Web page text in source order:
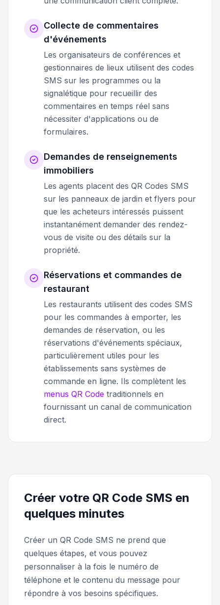
Collecte de commentaires
d'événements
Les organisateurs de conférences et
gestionnaires de lieux utilisent des codes
SMS sur les programmes ou la
signalétique pour recueillir des
commentaires en temps réel sans
nécessiter d'applications ou de
formulaires.
Demandes de renseignements
immobiliers
Les agents placent des QR Codes SMS
sur les panneaux de jardin et flyers pour
que les acheteurs intéressés puissent
instantanément demander des rendez-
vous de visite ou des détails sur la
propriété.
Réservations et commandes de
restaurant
Les restaurants utilisent des codes SMS
pour les commandes à emporter, les
demandes de réservation, ou les
réservations d'événements spéciaux,
particulièrement utiles pour les
établissements sans systèmes de
commande en ligne. Ils complètent les
menus QR Code traditionnels en
fournissant un canal de communication
direct.
Créer votre QR Code SMS en
quelques minutes
Créer un QR Code SMS ne prend que
quelques étapes, et vous pouvez
personnaliser à la fois le numéro de
téléphone et le contenu du message pour
répondre à vos besoins spécifiques.